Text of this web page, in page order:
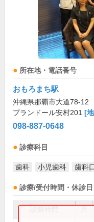
所在地・電話番号
おもろまち駅
沖縄県那覇市大道78-12
プランドール安村201 [
098-887-0648
診療科目
歯科 小児歯科 歯科
診療/受付時間・休診日